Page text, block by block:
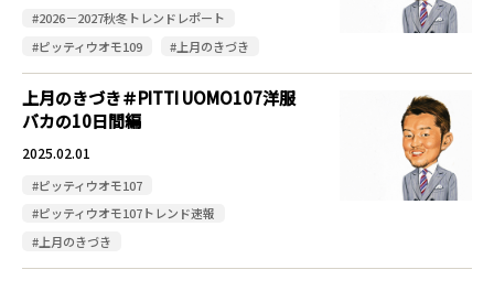
#2026－2027秋冬トレンドレポート
#ピッティウオモ109
#上月のきづき
上月のきづき＃PITTI UOMO107洋服
バカの10日間編
2025.02.01
#ピッティウオモ107
#ピッティウオモ107トレンド速報
#上月のきづき